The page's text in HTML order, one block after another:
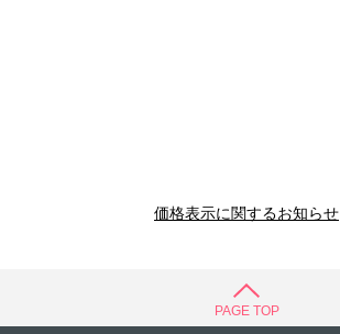
価格表示に関するお知らせ
PAGE TOP